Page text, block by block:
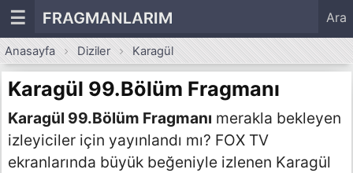
☰ FRAGMANLARIM Ara
Anasayfa Diziler Karagül
Karagül 99.Bölüm Fragmanı
Karagül 99.Bölüm Fragmanı merakla bekleyen
izleyiciler için yayınlandı mı? FOX TV
ekranlarında büyük beğeniyle izlenen Karagül